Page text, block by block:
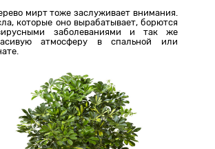
мирт тоже заслуживает внимания.
которые оно вырабатывает, борются
заболеваниями и так же
атмосферу в спальной или